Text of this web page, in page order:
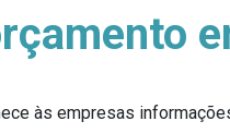
às empresas